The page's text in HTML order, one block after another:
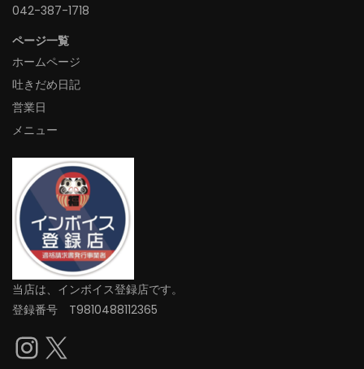
042-387-1718‬
ページ一覧
ホームページ
吐きだめ日記
営業日
メニュー
当店は、インボイス登録店です。
登録番号 T9810488112365
Instagram
X